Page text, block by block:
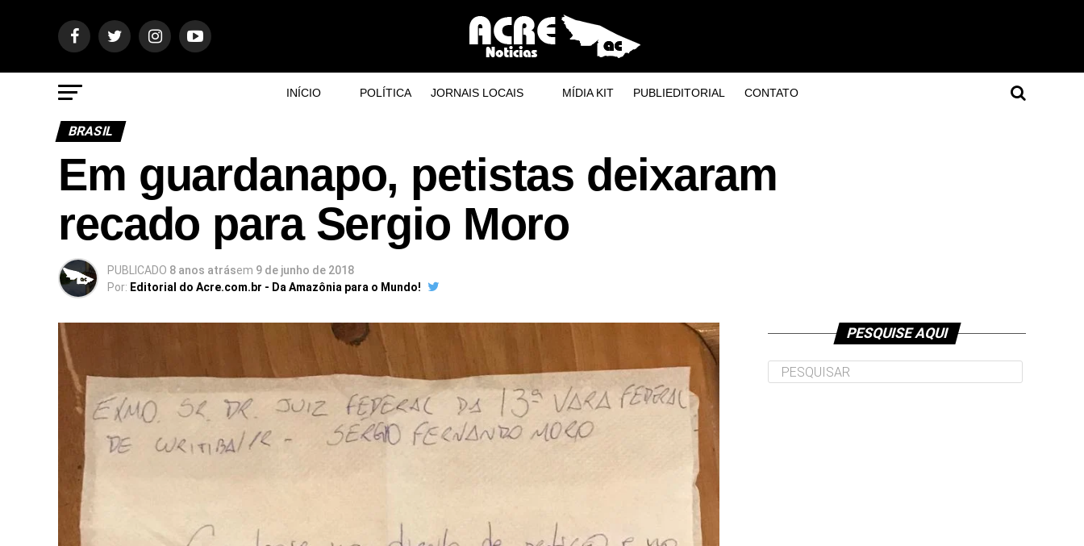
INÍCIO POLÍTICA JORNAIS LOCAIS MÍDIA KIT PUBLIEDITORIAL CONTATO
BRASIL
Em guardanapo, petistas deixaram
recado para Sergio Moro
PUBLICADO 8 anos atrásem 9 de junho de 2018
Por: Editorial do Acre.com.br - Da Amazônia para o Mundo!
PESQUISE AQUI